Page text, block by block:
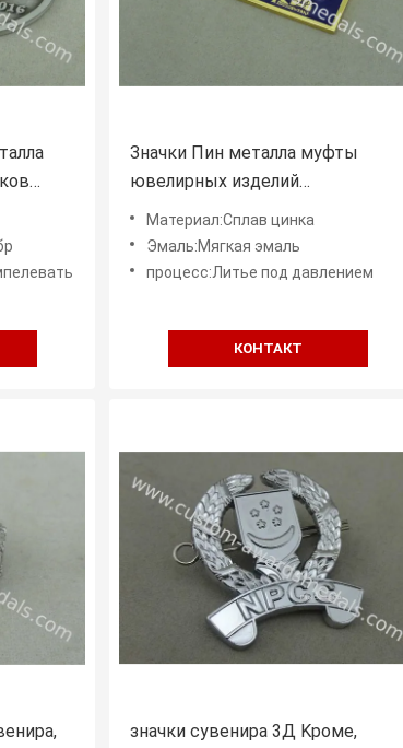
Значки Пин металла муфты
ювелирных изделий
изготовленные на заказ,
плоские значки металла
автомобиля сувенира золота
Материал:Сплав цинка
Эмаль:Мягкая эмаль
процесс:Литье под давлением
КОНТАКТ
значки сувенира 3Д Kроме,